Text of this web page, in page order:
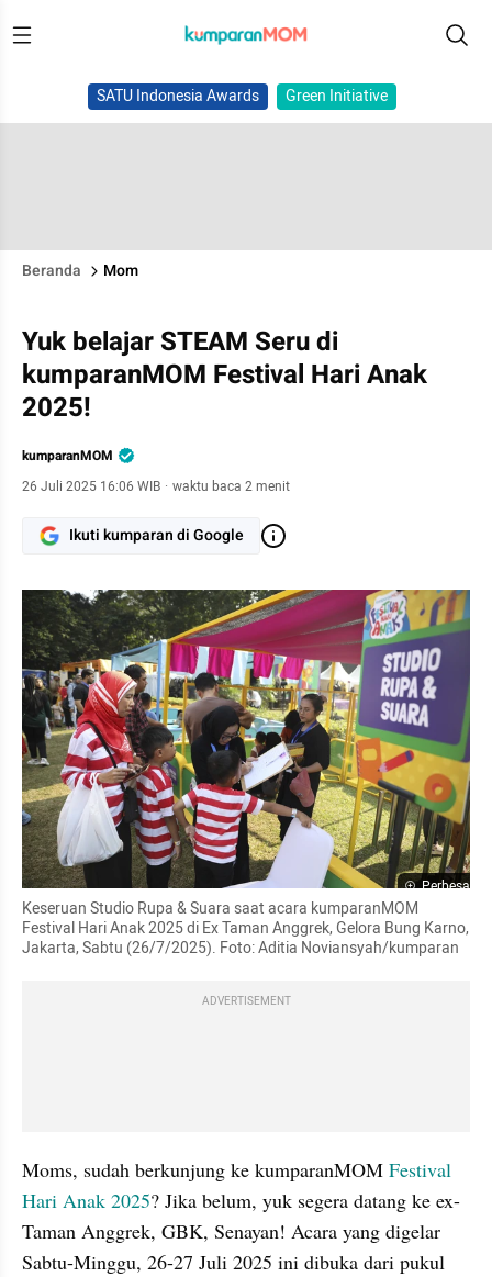
SATU Indonesia Awards Green Initiative
Beranda Mom
Yuk belajar STEAM Seru di
kumparanMOM Festival Hari Anak
2025!
kumparanMOM
26 Juli 2025 16:06 WIB · waktu baca 2 menit
Ikuti kumparan di Google
Perbesar
Keseruan Studio Rupa & Suara saat acara kumparanMOM
Festival Hari Anak 2025 di Ex Taman Anggrek, Gelora Bung Karno,
Jakarta, Sabtu (26/7/2025). Foto: Aditia Noviansyah/kumparan
ADVERTISEMENT
Moms, sudah berkunjung ke kumparanMOM Festival
Hari Anak 2025? Jika belum, yuk segera datang ke ex-
Taman Anggrek, GBK, Senayan! Acara yang digelar
Sabtu-Minggu, 26-27 Juli 2025 ini dibuka dari pukul